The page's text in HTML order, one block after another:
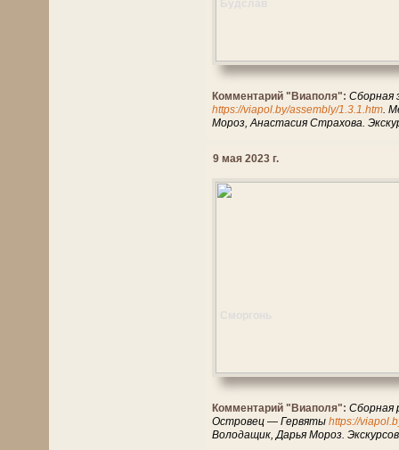
Комментарий "Виаполя": Сборная
https://viapol.by/assembly/1.3.1.htm.
Мороз, Анастасия Страхова.
9 мая 2023 г.
Комментарий "Виаполя": Сборная
Островец — Гервяты https://
Володащик, Дарья Мороз.